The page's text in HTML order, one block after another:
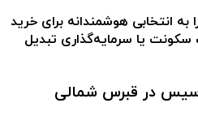
به انتخابی هوشمندانه برای خرید
یا سرمایه‌گذاری تبدیل
در قبرس شمالی